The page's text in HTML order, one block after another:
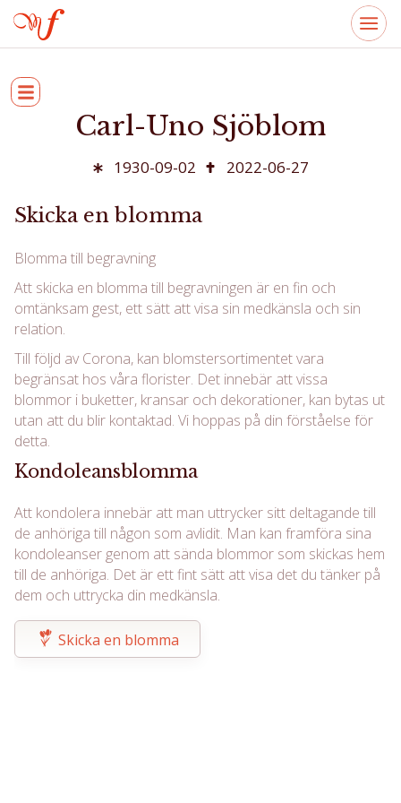
Carl-Uno Sjöblom
1930-09-02 2022-06-27
Skicka en blomma
Blomma till begravning
Att skicka en blomma till begravningen är en fin och
omtänksam gest, ett sätt att visa sin medkänsla och sin
relation.
Till följd av Corona, kan blomstersortimentet vara
begränsat hos våra florister. Det innebär att vissa
blommor i buketter, kransar och dekorationer, kan bytas ut
utan att du blir kontaktad. Vi hoppas på din förståelse för
detta.
Kondoleansblomma
Att kondolera innebär att man uttrycker sitt deltagande till
de anhöriga till någon som avlidit. Man kan framföra sina
kondoleanser genom att sända blommor som skickas hem
till de anhöriga. Det är ett fint sätt att visa det du tänker på
dem och uttrycka din medkänsla.
Skicka en blomma